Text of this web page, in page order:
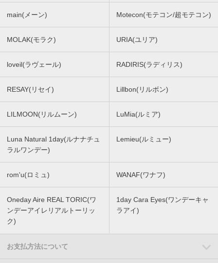
main(メーン) Motecon(モテコン/超モテコン)
MOLAK(モラク) URIA(ユリア)
loveil(ラヴェール) RADIRIS(ラディリス)
RESAY(リセイ) Lillbon(リルボン)
LILMOON(リルムーン) LuMia(ルミア)
Luna Natural 1day(ルナナチュ
ラルワンデー)
Lemieu(ルミュー)
rom'u(ロミュ) WANAF(ワナフ)
Oneday Aire REAL TORIC(ワ
ンデーアイレリアルトーリッ
ク)
1day Cara Eyes(ワンデーキャ
ラアイ)
お支払方法について